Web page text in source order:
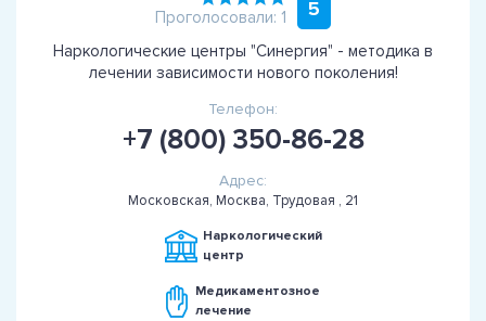
Проголосовали: 1 5
Наркологические центры "Синергия" - методика в
лечении зависимости нового поколения!
Телефон:
+7 (800) 350-86-28
Адрес:
Московская, Москва, Трудовая , 21
Наркологический
центр
Медикаментозное
лечение